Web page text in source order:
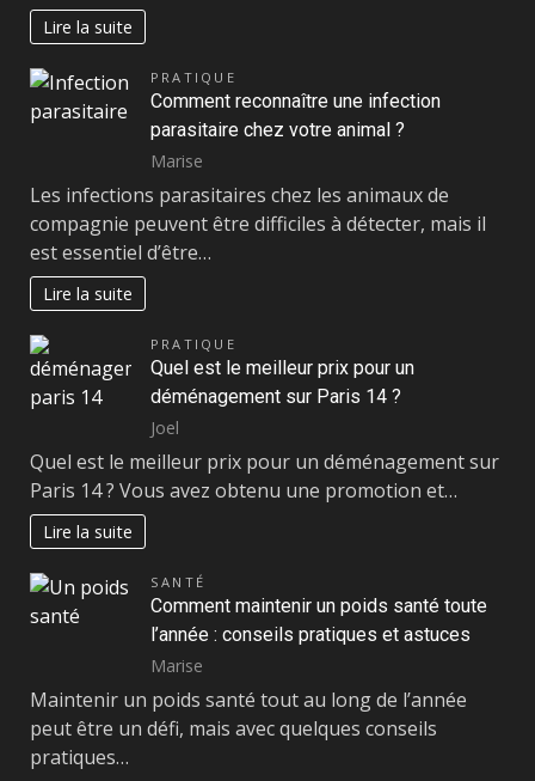
Lire la suite
PRATIQUE
Comment reconnaître une infection
parasitaire chez votre animal ?
Marise
Les infections parasitaires chez les animaux de
compagnie peuvent être difficiles à détecter, mais il
est essentiel d’être…
Lire la suite
PRATIQUE
Quel est le meilleur prix pour un
déménagement sur Paris 14 ?
Joel
Quel est le meilleur prix pour un déménagement sur
Paris 14 ? Vous avez obtenu une promotion et…
Lire la suite
SANTÉ
Comment maintenir un poids santé toute
l’année : conseils pratiques et astuces
Marise
Maintenir un poids santé tout au long de l’année
peut être un défi, mais avec quelques conseils
pratiques…